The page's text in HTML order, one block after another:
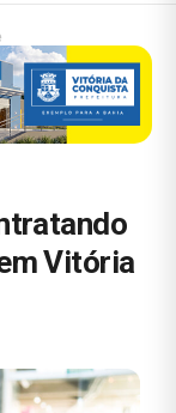
Vitória